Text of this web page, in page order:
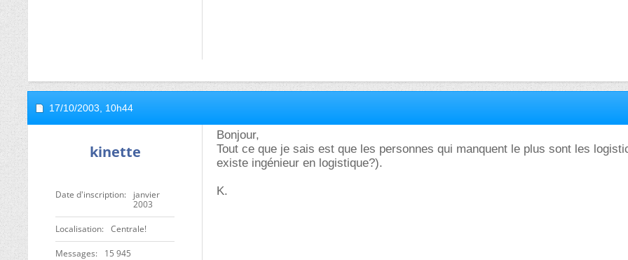
17/10/2003, 10h44
kinette
Date d'inscription
janvier
2003
Localisation Centrale!
Messages 15 945
Bonjour,
Tout ce que je sais est que les personnes qui manquent le plus sont les
existe ingénieur en logistique?).
K.